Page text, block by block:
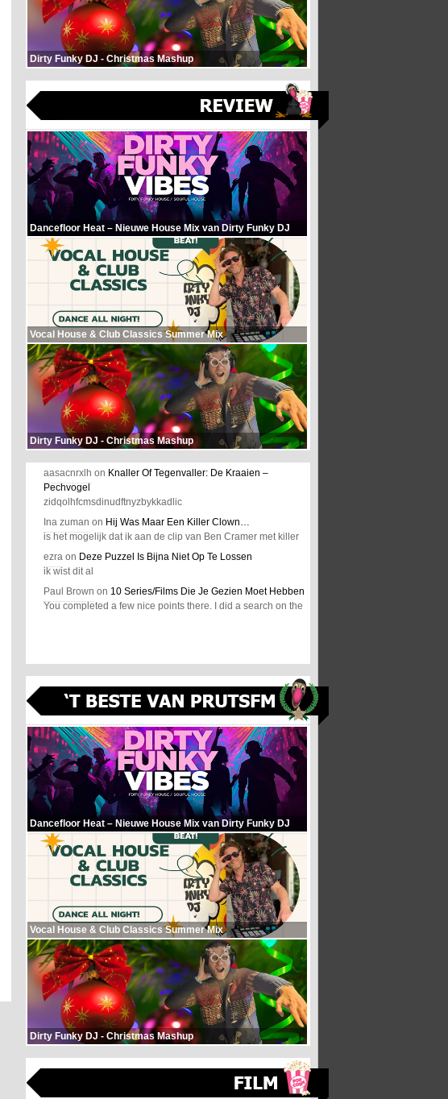
Dirty Funky DJ - Christmas Mashup
Dancefloor Heat – Nieuwe House Mix van Dirty Funky DJ
Vocal House & Club Classics Summer Mix
Dirty Funky DJ - Christmas Mashup
aasacnrxlh on Knaller Of Tegenvaller: De Kraaien –
Pechvogel
zidqolhfcmsdinudftnyzbykkadlic
Ina zuman on Hij Was Maar Een Killer Clown…
is het mogelijk dat ik aan de clip van Ben Cramer met killer
ezra on Deze Puzzel Is Bijna Niet Op Te Lossen
ik wist dit al
Paul Brown on 10 Series/Films Die Je Gezien Moet Hebben
You completed a few nice points there. I did a search on the
Dancefloor Heat – Nieuwe House Mix van Dirty Funky DJ
Vocal House & Club Classics Summer Mix
Dirty Funky DJ - Christmas Mashup